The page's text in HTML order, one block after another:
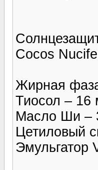
Cocos
Жирная
Тиосол – 16
Масло Ши –
Цетиловый
Эмульгатор